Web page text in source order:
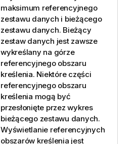
maksimum referencyjnego
zestawu danych i bieżącego
zestawu danych. Bieżący
zestaw danych jest zawsze
wykreślany na górze
referencyjnego obszaru
kreślenia. Niektóre części
referencyjnego obszaru
kreślenia mogą być
przesłonięte przez wykres
bieżącego zestawu danych.
Wyświetlanie referencyjnych
obszarów kreślenia jest